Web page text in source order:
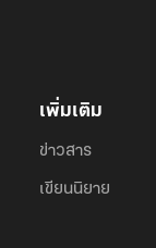
เพิ่มเติม
ข่าวสาร
เขียนนิยาย